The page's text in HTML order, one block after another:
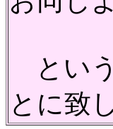
とい
とに致